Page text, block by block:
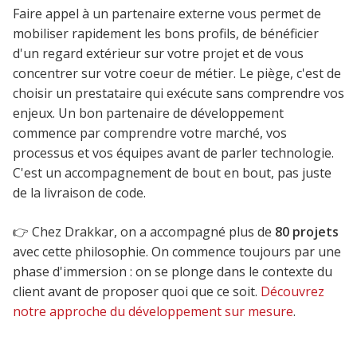
Faire appel à un partenaire externe vous permet de
mobiliser rapidement les bons profils, de bénéficier
d'un regard extérieur sur votre projet et de vous
concentrer sur votre coeur de métier. Le piège, c'est de
choisir un prestataire qui exécute sans comprendre vos
enjeux. Un bon partenaire de développement
commence par comprendre votre marché, vos
processus et vos équipes avant de parler technologie.
C'est un accompagnement de bout en bout, pas juste
de la livraison de code.
👉 Chez Drakkar, on a accompagné plus de 80 projets
avec cette philosophie. On commence toujours par une
phase d'immersion : on se plonge dans le contexte du
client avant de proposer quoi que ce soit. Découvrez
notre approche du développement sur mesure.